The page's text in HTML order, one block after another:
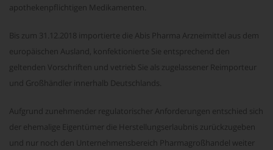
apothekenpflichtigen Medikamenten.
Bis zum 31.12.2018 importierte die Abis Pharma Arzneimittel aus dem
europäischen Ausland, konfektionierte Sie entsprechend den
geltenden Vorschriften und vetrieb Sie als zugelassener Reimporteur
und Großhändler innerhalb Deutschlands.
Aufgrund zunehmender regulatorischer Anforderungen entschied sich
der ehemalige Eigentümer die Herstellungserlaubnis zurückzugeben
und nur noch den Unternehmensbereich Pharmagroßhandel weiter